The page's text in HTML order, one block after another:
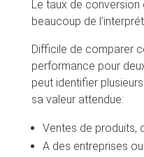
Le taux de conversion
beaucoup de
Difficile de comparer
performance pour
peut identifier
sa valeur attendue:
Ventes de produits,
A des entreprises